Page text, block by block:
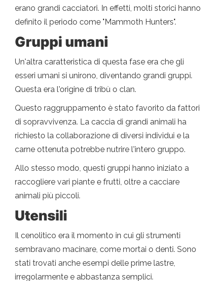
erano grandi cacciatori. In effetti, molti storici hanno
definito il periodo come "Mammoth Hunters".
Gruppi umani
Un'altra caratteristica di questa fase era che gli
esseri umani si unirono, diventando grandi gruppi.
Questa era l'origine di tribù o clan.
Questo raggruppamento è stato favorito da fattori
di sopravvivenza. La caccia di grandi animali ha
richiesto la collaborazione di diversi individui e la
carne ottenuta potrebbe nutrire l'intero gruppo.
Allo stesso modo, questi gruppi hanno iniziato a
raccogliere vari piante e frutti, oltre a cacciare
animali più piccoli.
Utensili
Il cenolitico era il momento in cui gli strumenti
sembravano macinare, come mortai o denti. Sono
stati trovati anche esempi delle prime lastre,
irregolarmente e abbastanza semplici.